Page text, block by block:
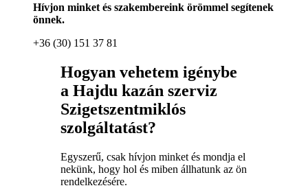
Hívjon minket és szakembereink örömmel segítenek
önnek.
+36 (30) 151 37 81
Hogyan vehetem igénybe
a Hajdu kazán szerviz
Szigetszentmiklós
szolgáltatást?
Egyszerű, csak hívjon minket és mondja el
nekünk, hogy hol és miben állhatunk az ön
rendelkezésére.